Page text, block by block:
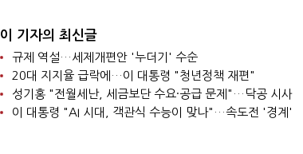
이 기자의 최신글
규제 역설…세제개편안 '누더기' 수순
20대 지지율 급락에…이 대통령 "청년정책 재편"
성기홍 "전월세난, 세금보단 수요·공급 문제"…닥공 시사
이 대통령 "AI 시대, 객관식 수능이 맞나"…속도전 '경계'